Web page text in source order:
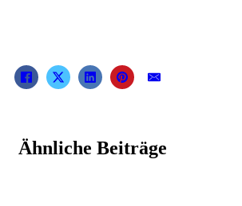
Ähnliche Beiträge